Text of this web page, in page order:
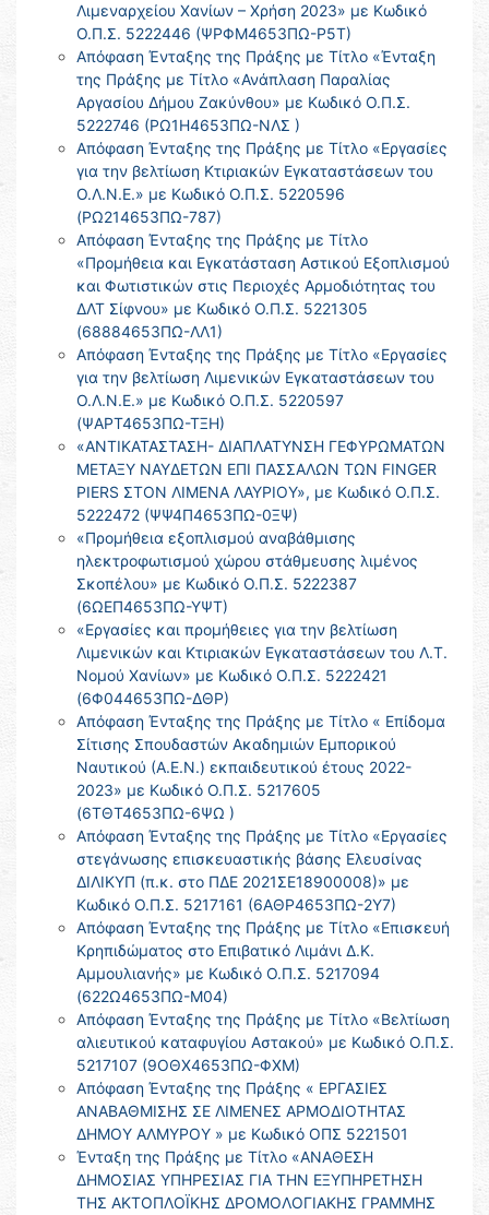
Λιμεναρχείου Χανίων – Χρήση 2023» με Κωδικό
Ο.Π.Σ. 5222446 (ΨΡΦΜ4653ΠΩ-Ρ5Τ)
Απόφαση Ένταξης της Πράξης με Τίτλο «Ένταξη
της Πράξης με Τίτλο «Ανάπλαση Παραλίας
Αργασίου Δήμου Ζακύνθου» με Κωδικό Ο.Π.Σ.
5222746 (ΡΩ1Η4653ΠΩ-ΝΛΣ )
Απόφαση Ένταξης της Πράξης με Τίτλο «Εργασίες
για την βελτίωση Κτιριακών Εγκαταστάσεων του
Ο.Λ.Ν.Ε.» με Κωδικό Ο.Π.Σ. 5220596
(ΡΩ214653ΠΩ-787)
Απόφαση Ένταξης της Πράξης με Τίτλο
«Προμήθεια και Εγκατάσταση Αστικού Εξοπλισμού
και Φωτιστικών στις Περιοχές Αρμοδιότητας του
ΔΛΤ Σίφνου» με Κωδικό Ο.Π.Σ. 5221305
(68884653ΠΩ-ΛΛ1)
Απόφαση Ένταξης της Πράξης με Τίτλο «Εργασίες
για την βελτίωση Λιμενικών Εγκαταστάσεων του
Ο.Λ.Ν.Ε.» με Κωδικό Ο.Π.Σ. 5220597
(ΨΑΡΤ4653ΠΩ-ΤΞΗ)
«ΑΝΤΙΚΑΤΑΣΤΑΣΗ- ΔΙΑΠΛΑΤΥΝΣΗ ΓΕΦΥΡΩΜΑΤΩΝ
ΜΕΤΑΞΥ ΝΑΥΔΕΤΩΝ ΕΠΙ ΠΑΣΣΑΛΩΝ ΤΩΝ FINGER
PIERS ΣΤΟΝ ΛΙΜΕΝΑ ΛΑΥΡΙΟΥ», με Κωδικό Ο.Π.Σ.
5222472 (ΨΨ4Π4653ΠΩ-0ΞΨ)
«Προμήθεια εξοπλισμού αναβάθμισης
ηλεκτροφωτισμού χώρου στάθμευσης λιμένος
Σκοπέλου» με Κωδικό Ο.Π.Σ. 5222387
(6ΩΕΠ4653ΠΩ-ΥΨΤ)
«Εργασίες και προμήθειες για την βελτίωση
Λιμενικών και Κτιριακών Εγκαταστάσεων του Λ.Τ.
Νομού Χανίων» με Κωδικό Ο.Π.Σ. 5222421
(6Φ044653ΠΩ-ΔΘΡ)
Απόφαση Ένταξης της Πράξης με Τίτλο « Επίδομα
Σίτισης Σπουδαστών Ακαδημιών Εμπορικού
Ναυτικού (Α.Ε.Ν.) εκπαιδευτικού έτους 2022-
2023» με Κωδικό Ο.Π.Σ. 5217605
(6ΤΘΤ4653ΠΩ-6ΨΩ )
Απόφαση Ένταξης της Πράξης με Τίτλο «Εργασίες
στεγάνωσης επισκευαστικής βάσης Ελευσίνας
ΔΙΛΙΚΥΠ (π.κ. στο ΠΔΕ 2021ΣΕ18900008)» με
Κωδικό Ο.Π.Σ. 5217161 (6ΑΘΡ4653ΠΩ-2Υ7)
Απόφαση Ένταξης της Πράξης με Τίτλο «Επισκευή
Κρηπιδώματος στο Επιβατικό Λιμάνι Δ.Κ.
Αμμουλιανής» με Κωδικό Ο.Π.Σ. 5217094
(622Ω4653ΠΩ-Μ04)
Απόφαση Ένταξης της Πράξης με Τίτλο «Βελτίωση
αλιευτικού καταφυγίου Αστακού» με Κωδικό Ο.Π.Σ.
5217107 (9ΟΘΧ4653ΠΩ-ΦΧΜ)
Απόφαση Ένταξης της Πράξης « ΕΡΓΑΣΙΕΣ
ΑΝΑΒΑΘΜΙΣΗΣ ΣΕ ΛΙΜΕΝΕΣ ΑΡΜΟΔΙΟΤΗΤΑΣ
ΔΗΜΟΥ ΑΛΜΥΡΟΥ » με Κωδικό ΟΠΣ 5221501
Ένταξη της Πράξης με Τίτλο «ΑΝΑΘΕΣΗ
ΔΗΜΟΣΙΑΣ ΥΠΗΡΕΣΙΑΣ ΓΙΑ ΤΗΝ ΕΞΥΠΗΡΕΤΗΣΗ
ΤΗΣ ΑΚΤΟΠΛΟΪΚΗΣ ΔΡΟΜΟΛΟΓΙΑΚΗΣ ΓΡΑΜΜΗΣ